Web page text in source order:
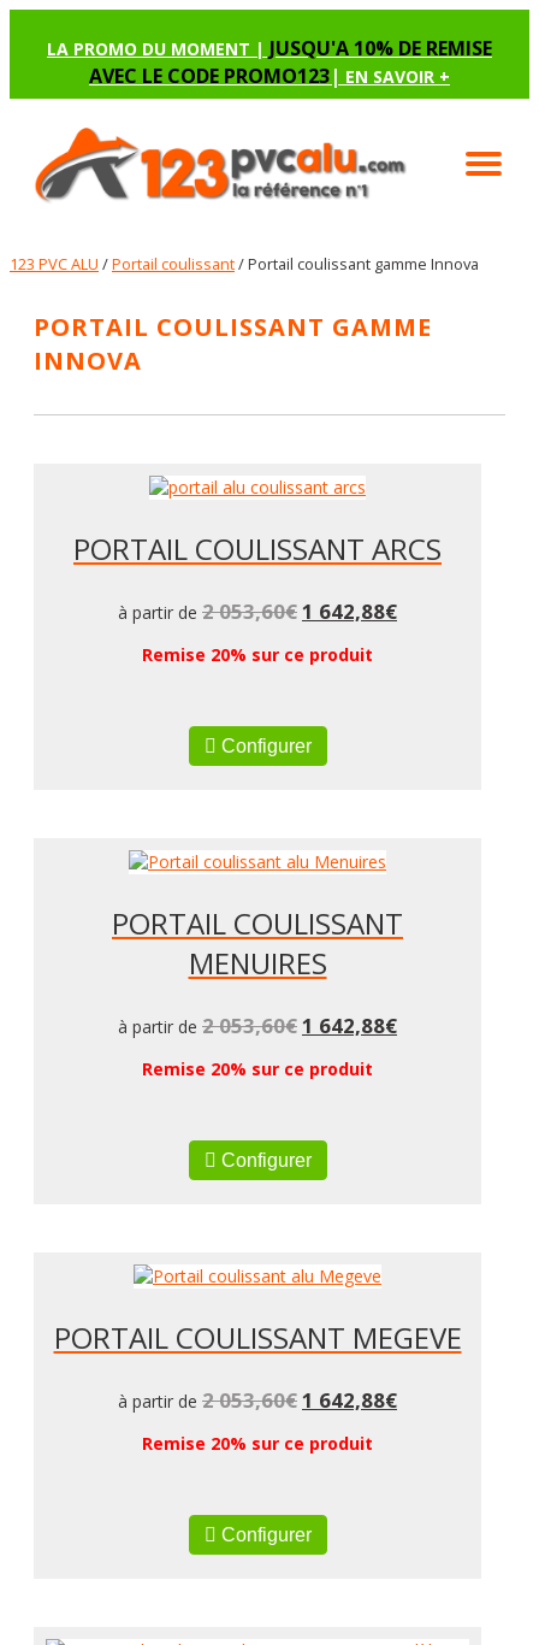
LA PROMO DU MOMENT | JUSQU'A 10% DE REMISE
AVEC LE CODE PROMO123| EN SAVOIR +
123 PVC ALU /Portail coulissant/ Portail coulissant gamme Innova
PORTAIL COULISSANT GAMME
INNOVA
PORTAIL COULISSANT ARCS
à partir de 2 053,60€1 642,88€
Remise 20% sur ce produit
Configurer
PORTAIL COULISSANT
MENUIRES
à partir de 2 053,60€1 642,88€
Remise 20% sur ce produit
Configurer
PORTAIL COULISSANT MEGEVE
à partir de 2 053,60€1 642,88€
Remise 20% sur ce produit
Configurer